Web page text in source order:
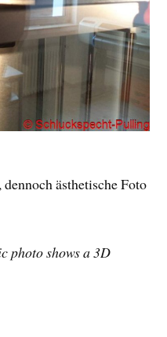
ästhetische Foto
photo shows a 3D